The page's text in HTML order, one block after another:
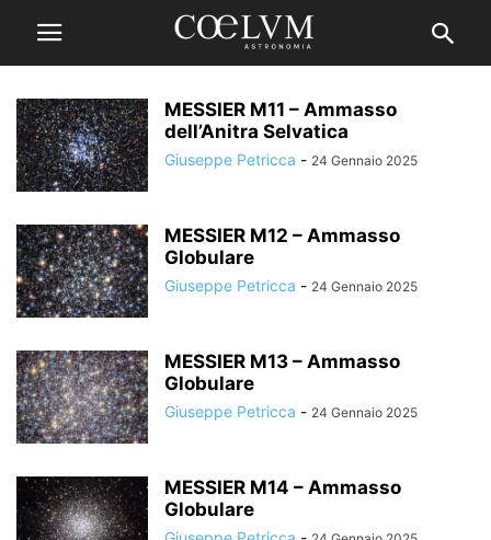
MESSIER M11 – Ammasso
dell’Anitra Selvatica
Giuseppe Petricca - 24 Gennaio 2025
MESSIER M12 – Ammasso
Globulare
Giuseppe Petricca - 24 Gennaio 2025
MESSIER M13 – Ammasso
Globulare
Giuseppe Petricca - 24 Gennaio 2025
MESSIER M14 – Ammasso
Globulare